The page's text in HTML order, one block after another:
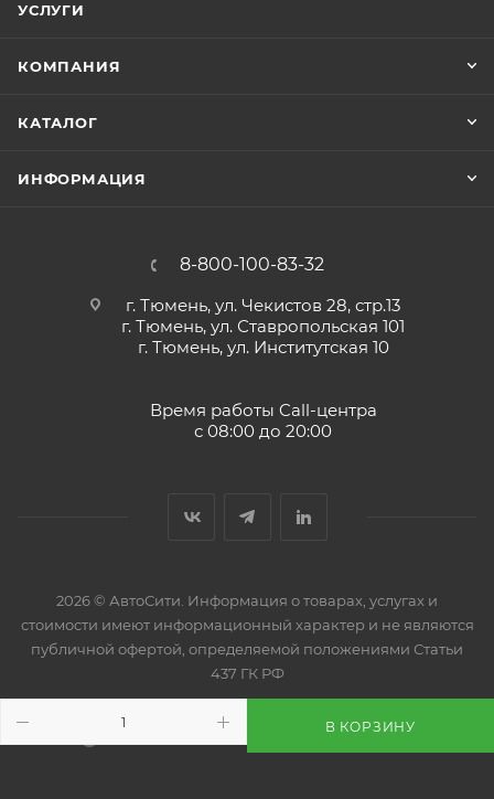
В КОРЗИНУ
УСЛУГИ
КОМПАНИЯ
КАТАЛОГ
ИНФОРМАЦИЯ
8-800-100-83-32
г. Тюмень, ул. Чекистов 28, стр.13
г. Тюмень, ул. Ставропольская 101
г. Тюмень, ул. Институтская 10
Время работы Call-центра
с 08:00 до 20:00
2026 © АвтоСити. Информация о товарах, услугах и
стоимости имеют информационный характер и не являются
публичной офертой, определяемой положениями Статьи
437 ГК РФ